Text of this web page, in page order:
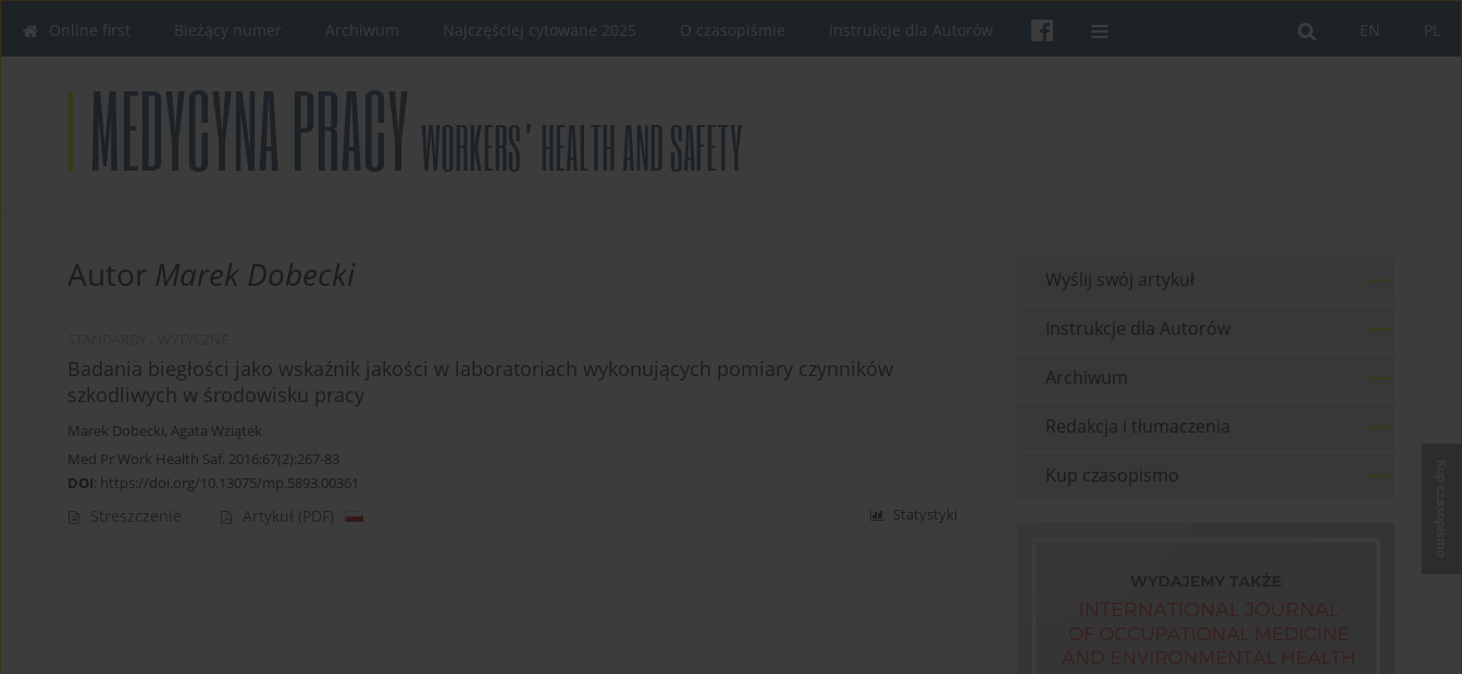
PL
EN
Online first Bieżący numer Archiwum Najczęściej cytowane 2025 O czasopiśmie Instrukcje dla Autorów
Autor Marek Dobecki
Badania biegłości jako wskaźnik jakości w laboratoriach wykonujących pomiary czynników
szkodliwych w środowisku pracy
Marek Dobecki, Agata Wziątek
Med Pr Work Health Saf. 2016;67(2):267-83
DOI: https://doi.org/10.13075/mp.5893.00361
Streszczenie Artykuł (PDF) Statystyki
Wyślij swój artykuł
Instrukcje dla Autorów
Archiwum
Redakcja i tłumaczenia
Kup czasopismo